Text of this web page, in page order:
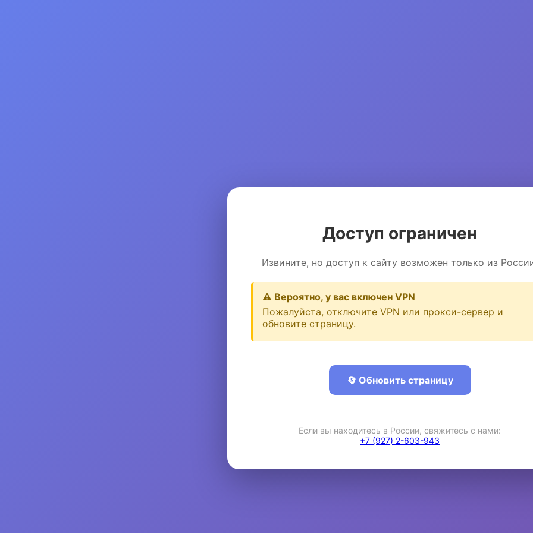
Доступ ограничен
Извините, но доступ к сайту возможен только из
⚠️ Вероятно, у вас включен VPN
Пожалуйста, отключите VPN или прокси-сервер и
обновите страницу.
🔄 Обновить страницу
Если вы находитесь в России, свяжитесь с нами:
+7 (927) 2-603-943